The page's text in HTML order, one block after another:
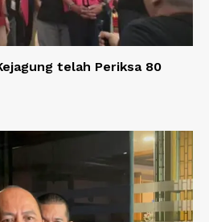
telah Periksa 80